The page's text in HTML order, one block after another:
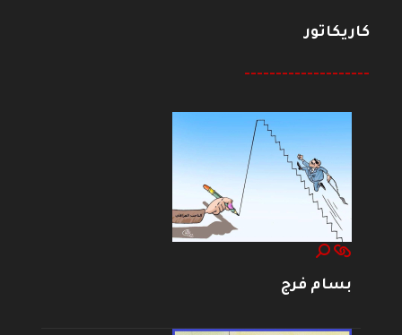
كاريكاتور
--------------------
بسام فرج